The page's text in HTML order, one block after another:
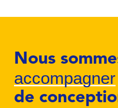
Nous
accompagner
de